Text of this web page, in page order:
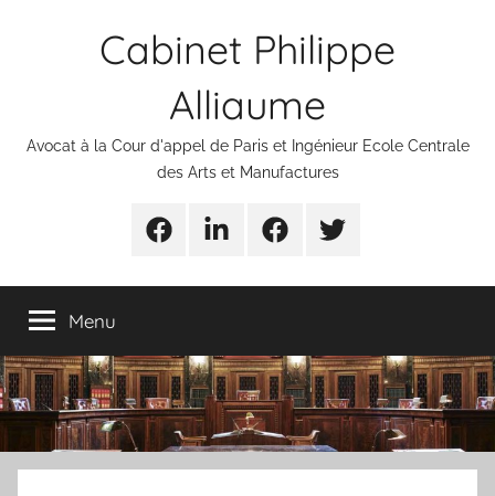
Cabinet Philippe
Alliaume
Avocat à la Cour d'appel de Paris et Ingénieur Ecole Centrale
des Arts et Manufactures
UrgencesLinkedinFacebookTwitter
Menu